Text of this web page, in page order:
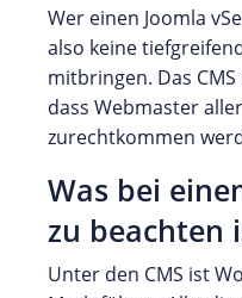
Wer einen Joomla
also keine
mitbringen. Das
dass Webmaster
zurechtkommen
Was bei
zu beachten
Unter den CMS ist